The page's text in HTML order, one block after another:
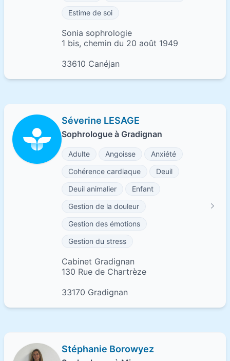
Estime de soi
Sonia sophrologie
1 bis, chemin du 20 août 1949
33610 Canéjan
Séverine LESAGE
Sophrologue à Gradignan
Adulte Angoisse
Anxiété
Cohérence cardiaque
Deuil
Deuil animalier
Enfant
Gestion de la douleur
Gestion des émotions
Gestion du stress
Cabinet Gradignan
130 Rue de Chartrèze
33170 Gradignan
Stéphanie Borowyez